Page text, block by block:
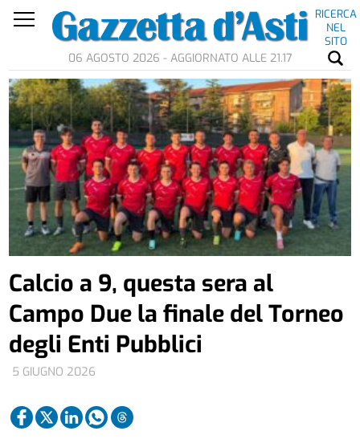
RICERCA
NEL
SITO
06 AGOSTO 2026 - AGGIORNATO ALLE 21.17
5 GIUGNO 2026
Calcio a 9, questa sera al
Campo Due la finale del Torneo
degli Enti Pubblici